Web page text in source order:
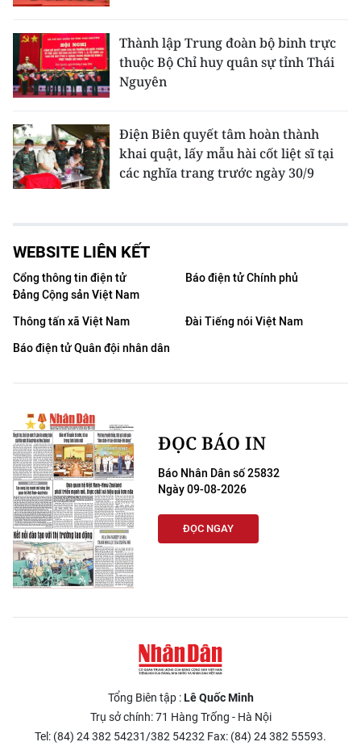
Thành lập Trung đoàn bộ binh trực
thuộc Bộ Chỉ huy quân sự tỉnh Thái
Nguyên
Điện Biên quyết tâm hoàn thành
khai quật, lấy mẫu hài cốt liệt sĩ tại
các nghĩa trang trước ngày 30/9
WEBSITE LIÊN KẾT
Cổng thông tin điện tử
Đảng Cộng sản Việt Nam
Báo điện tử Chính phủ
Thông tấn xã Việt Nam
Đài Tiếng nói Việt Nam
Báo điện tử Quân đội nhân dân
ĐỌC BÁO IN
Báo Nhân Dân số 25832
Ngày 09-08-2026
ĐỌC NGAY
Tổng Biên tập :Lê Quốc Minh
Trụ sở chính: 71 Hàng Trống - Hà Nội
Tel: (84) 24 382 54231/382 54232 Fax: (84) 24 382 55593.